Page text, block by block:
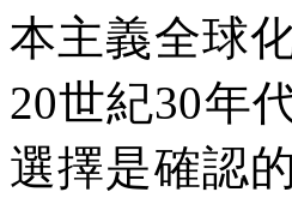
本主義全球
20世紀30年
選擇是確認